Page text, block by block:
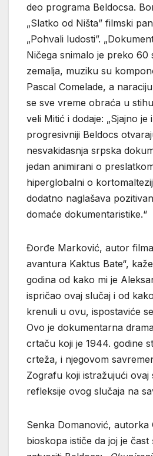
deo programa Beldocsa.
„Slatko od Ništa” filmski
„Pohvali ludosti”.
Ničega snimalo je preko 60
zemalja, muziku su
Pascal Comelade, a
se sve vreme obraća u
veli Mitić i dodaje: „Sjajno je
progresivniji Beldocs
nesvakidasnja srpska
jedan animirani o
hiperglobalni o
dodatno naglašava
domaće dokumentaristike.“
Đorđe Marković, autor
avantura Kaktus Bate“,
godina od kako mi je
ispričao ovaj slučaj i od
krenuli u ovu, ispostaviće
Ovo je dokumentarna
crtaču koji je 1944. godine
crteža, i njegovom
Zografu koji istražujući ovaj
refleksije ovog slučaja na
Senka Domanović, autorka
bioskopa ističe da joj je